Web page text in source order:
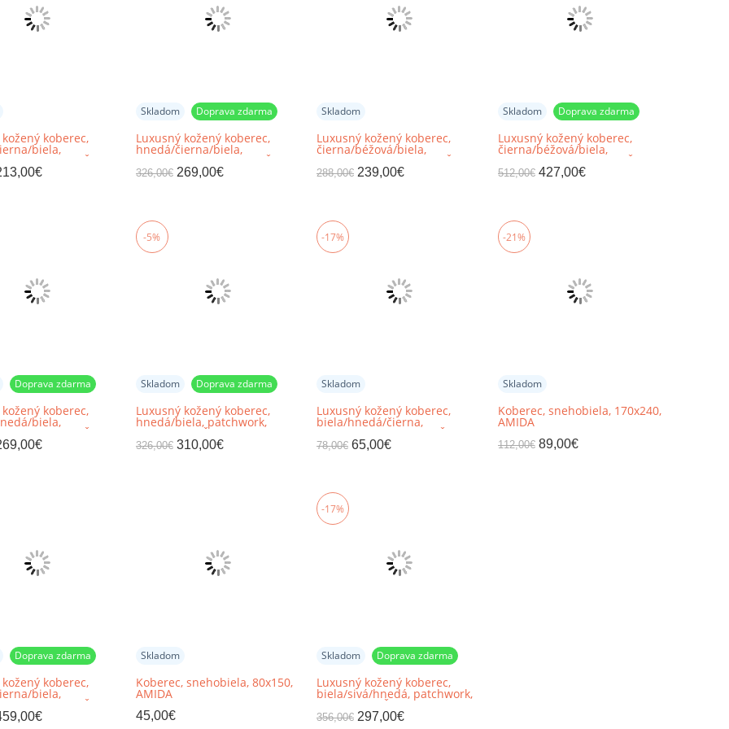
koberec,
biela,
141x200, KOŽA
€
Skladom Doprava zdarma
Luxusný kožený koberec,
hnedá/čierna/biela,
patchwork, 171x240, KOŽA
TYP 6
326,00€ 269,00€
Skladom
Luxusný kožený koberec,
čierna/béžová/biela,
patchwork, 150x150, KOŽA
TYP 8
288,00€ 239,00€
Skladom Doprava zdarma
Luxusný kožený koberec,
čierna/béžová/biela,
patchwork, 200x200, KOŽA
TYP 8
512,00€ 427,00€
Doprava zdarma
koberec,
biela,
171x240, KOŽA
€
-5%
Skladom Doprava zdarma
Luxusný kožený koberec,
hnedá/biela, patchwork,
171x240, KOŽA TYP 5
326,00€ 310,00€
-17%
Skladom
Luxusný kožený koberec,
biela/hnedá/čierna,
patchwork, 70x140, KOŽA TYP
7
78,00€ 65,00€
-21%
Skladom
Koberec, snehobiela, 170x240,
AMIDA
112,00€ 89,00€
Doprava zdarma
koberec,
biela,
200x304, KOŽA
€
Skladom
Koberec, snehobiela, 80x150,
AMIDA
45,00€
-17%
Skladom Doprava zdarma
Luxusný kožený koberec,
biela/sivá/hnedá, patchwork,
200x200, KOŽA TYP 10
356,00€ 297,00€